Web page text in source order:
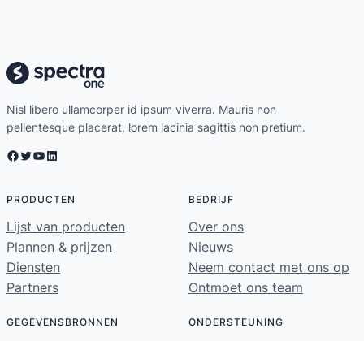
Nisl libero ullamcorper id ipsum viverra. Mauris non
pellentesque placerat, lorem lacinia sagittis non pretium.
Facebook Twitter YouTube LinkedIn
PRODUCTEN
Lijst van producten
Plannen & prijzen
Diensten
Partners
BEDRIJF
Over ons
Nieuws
Neem contact met ons op
Ontmoet ons team
GEGEVENSBRONNEN ONDERSTEUNING